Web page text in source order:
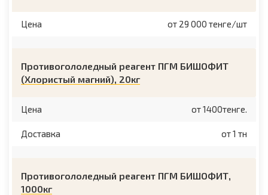
Цена от 29 000 тенге/шт
Противогололедный реагент ПГМ БИШОФИТ
(Хлористый магний), 20кг
Цена от 1400тенге.
Доставка от 1 тн
Противогололедный реагент ПГМ БИШОФИТ,
1000кг